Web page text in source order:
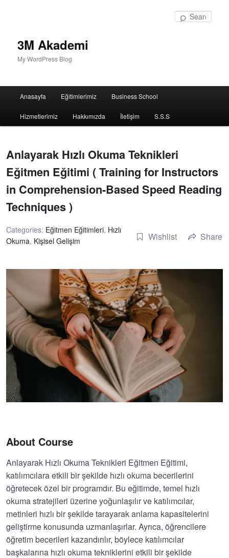
3M Akademi
My WordPress Blog
Anasayfa Eğitimlerimiz Business School
Hizmetlerimiz Hakkımızda İletişim S.S.S
Anlayarak Hızlı Okuma Teknikleri
Eğitmen Eğitimi ( Training for Instructors
in Comprehension-Based Speed Reading
Techniques )
Categories: Eğitmen Eğitimleri, Hızlı
Okuma, Kişisel Gelişim Wishlist Share
About Course
Anlayarak Hızlı Okuma Teknikleri Eğitmen Eğitimi,
katılımcılara etkili bir şekilde hızlı okuma becerilerini
öğretecek özel bir programdır. Bu eğitimde, temel hızlı
okuma stratejileri üzerine yoğunlaşılır ve katılımcılar,
metinleri hızlı bir şekilde tarayarak anlama kapasitelerini
geliştirme konusunda uzmanlaşırlar. Ayrıca, öğrencilere
öğretim becerileri kazandırılır, böylece katılımcılar
başkalarına hızlı okuma tekniklerini etkili bir şekilde